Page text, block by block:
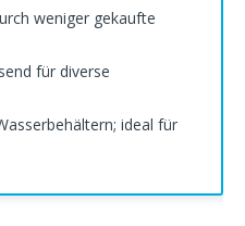
weniger gekaufte
für diverse
ideal für